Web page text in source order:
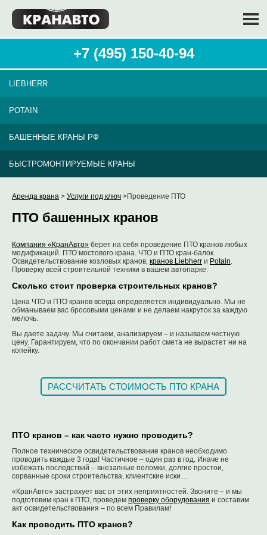
+7 (495) 150-40-94
LIEBHERR
POTAIN
БАШЕННЫЕ КРАНЫ РФ
БЫСТРОМОНТИРУЕМЫЕ КРАНЫ
Аренда крана > Услуги под ключ >Проведение ПТО
ПТО башенных кранов
Компания «КранАвто» берет на себя проведение ПТО кранов любых
модификаций. ПТО мостового крана. ЧТО и ПТО кран-балок.
Освидетельствование козловых кранов, кранов Liebherr и Potain
Проверку всей строительной техники в вашем автопарке.
Сколько стоит проверка строительных кранов?
Цена ЧТО и ПТО кранов всегда определяется индивидуально. Мы не
обманываем вас бросовыми ценами и не делаем накруток за каждую
мелочь.
Вы даете задачу. Мы считаем, анализируем – и называем честную
цену. Гарантируем, что по окончании работ смета не вырастет ни на
копейку.
РАССЧИТАТЬ СТОИМОСТЬ ПТО КРАНА
ПТО кранов – как часто нужно проводить?
Полное техническое освидетельствование кранов необходимо
проводить каждые 3 года! Частичное – один раз в год. Иначе не
избежать последствий – внезапные поломки, долгие простои,
сорванные сроки строительства, клиентские иски…
«КранАвто» застрахует вас от этих неприятностей. Звоните – и мы
подготовим кран к ПТО, проведем проверку оборудования и составим
акт освидетельствования – по всем Правилам!
Как проводить ПТО кранов?